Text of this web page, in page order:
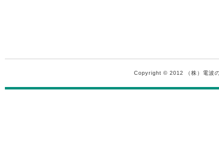
Copyright © 2012 （株）電波